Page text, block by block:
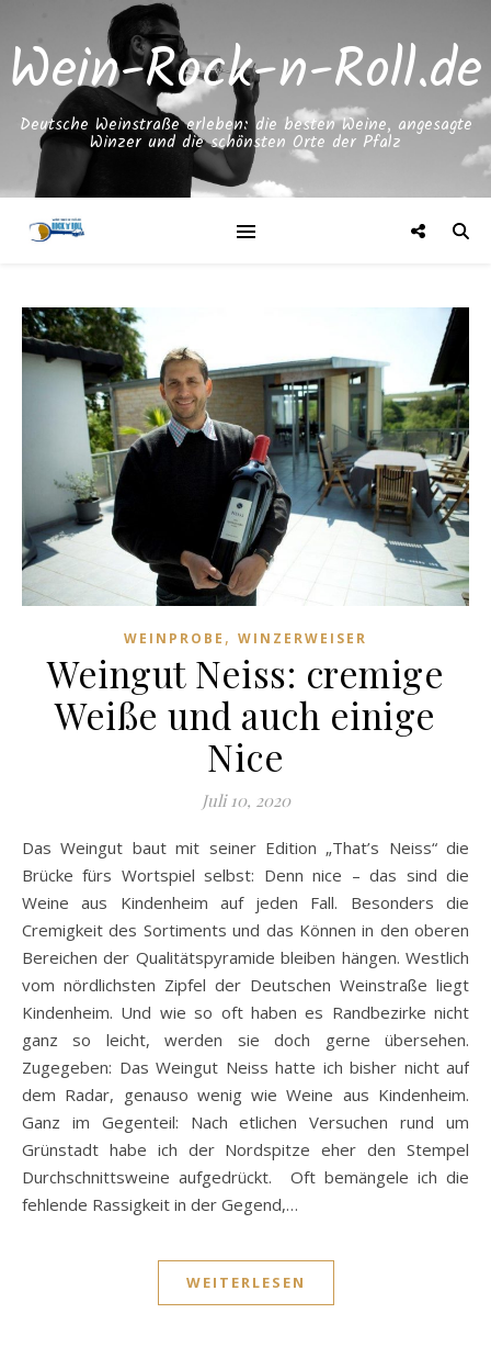
Wein-Rock-n-Roll.de
Deutsche Weinstraße erleben: die besten Weine, angesagte
Winzer und die schönsten Orte der Pfalz
WEINPROBE , WINZERWEISER
Weingut Neiss: cremige
Weiße und auch einige
Nice
Juli 10, 2020
Das Weingut baut mit seiner Edition „That’s Neiss“ die
Brücke fürs Wortspiel selbst: Denn nice – das sind die
Weine aus Kindenheim auf jeden Fall. Besonders die
Cremigkeit des Sortiments und das Können in den oberen
Bereichen der Qualitätspyramide bleiben hängen. Westlich
vom nördlichsten Zipfel der Deutschen Weinstraße liegt
Kindenheim. Und wie so oft haben es Randbezirke nicht
ganz so leicht, werden sie doch gerne übersehen.
Zugegeben: Das Weingut Neiss hatte ich bisher nicht auf
dem Radar, genauso wenig wie Weine aus Kindenheim.
Ganz im Gegenteil: Nach etlichen Versuchen rund um
Grünstadt habe ich der Nordspitze eher den Stempel
Durchschnittsweine aufgedrückt. Oft bemängele ich die
fehlende Rassigkeit in der Gegend,…
WEITERLESEN